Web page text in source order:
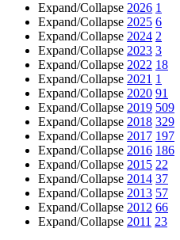
Expand/Collapse 2026 1
Expand/Collapse 2025 6
Expand/Collapse 2024 2
Expand/Collapse 2023 3
Expand/Collapse 2022 18
Expand/Collapse 2021 1
Expand/Collapse 2020 91
Expand/Collapse 2019 509
Expand/Collapse 2018 329
Expand/Collapse 2017 197
Expand/Collapse 2016 186
Expand/Collapse 2015 22
Expand/Collapse 2014 37
Expand/Collapse 2013 57
Expand/Collapse 2012 66
Expand/Collapse 2011 23